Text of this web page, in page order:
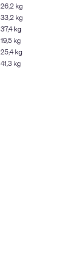
26,2 kg
33,2 kg
37,4 kg
19,5 kg
25,4 kg
41,3 kg